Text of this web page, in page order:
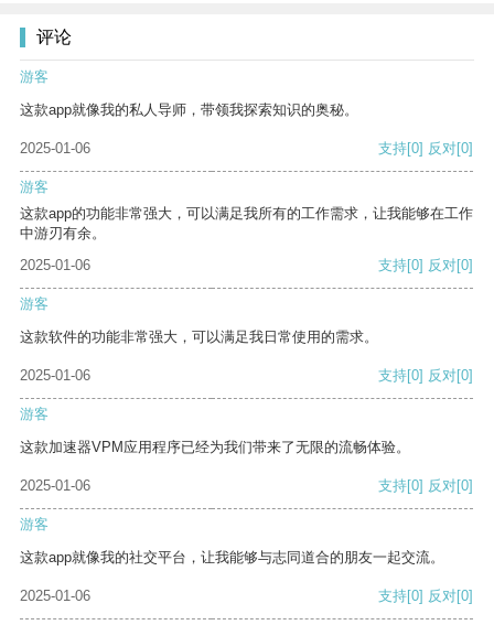
评论
游客
这款app就像我的私人导师，带领我探索知识的奥秘。
2025-01-06 支持[0] 反对[0]
游客
这款app的功能非常强大，可以满足我所有的工作需求，让我能够在工作
中游刃有余。
2025-01-06
支持[0] 反对[0]
游客
这款软件的功能非常强大，可以满足我日常使用的需求。
2025-01-06 支持[0] 反对[0]
游客
这款加速器VPM应用程序已经为我们带来了无限的流畅体验。
2025-01-06 支持[0] 反对[0]
游客
这款app就像我的社交平台，让我能够与志同道合的朋友一起交流。
2025-01-06 支持[0] 反对[0]